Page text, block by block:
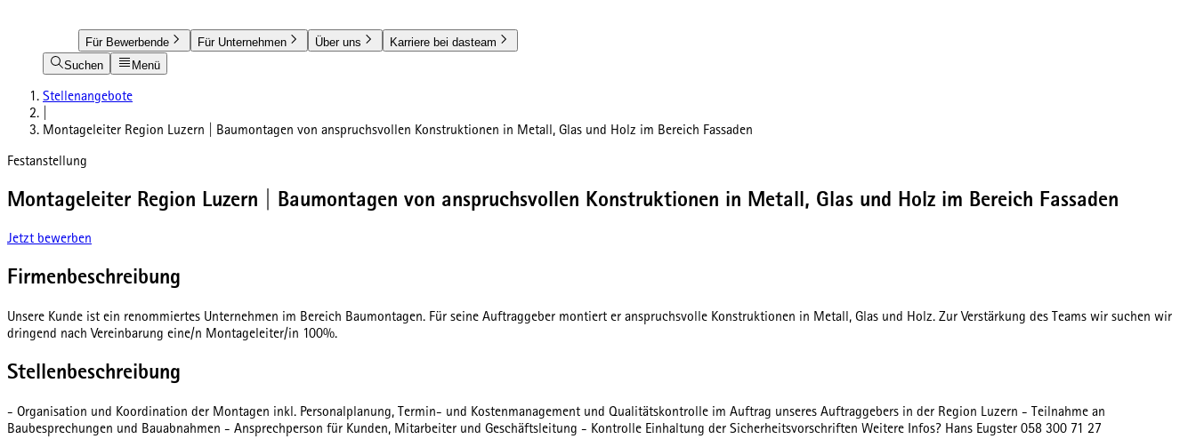
Für Bewerbende Für Unternehmen Über uns
Karriere bei dasteam
Suchen
Menü
Stellenangebote
Montageleiter Region Luzern | Baumontagen von anspruchsvollen Konstruktionen in Metall, Glas und Holz im Bereich Fassaden
Festanstellung
Montageleiter Region Luzern | Baumontagen von anspruchsvollen Konstruktionen in Metall, Glas und Holz im Bereich Fassaden
Jetzt bewerben
Firmenbeschreibung
Unsere Kunde ist ein renommiertes Unternehmen im Bereich Baumontagen. Für seine Auftraggeber montiert er anspruchsvolle Konstruktionen in Metall, Glas und Holz. Zur Verstärkung des Teams wir suchen wir
dringend nach Vereinbarung eine/n Montageleiter/in 100%.
Stellenbeschreibung
- Organisation und Koordination der Montagen inkl. Personalplanung, Termin- und Kostenmanagement und Qualitätskontrolle im Auftrag unseres Auftraggebers in der Region Luzern - Teilnahme an
Baubesprechungen und Bauabnahmen - Ansprechperson für Kunden, Mitarbeiter und Geschäftsleitung - Kontrolle Einhaltung der Sicherheitsvorschriften Weitere Infos? Hans Eugster 058 300 71 27